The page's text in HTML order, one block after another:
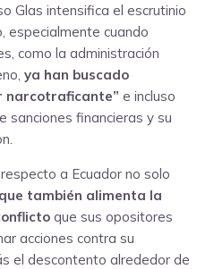
Glas intensifica el escrutinio
especialmente cuando
como la administración
ya han buscado
narcotraficante” e incluso
sanciones financieras y su
a Ecuador no solo
también alimenta la
que sus opositores
acciones contra su
el descontento alrededor de